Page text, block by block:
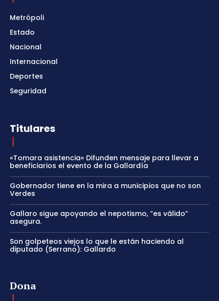
Metrópoli
Estado
Nacional
Internacional
Deportes
Seguridad
Titulares
«Tomara asistencia» Difunden mensaje para llevar a
beneficiarios el evento de la Gallardía
Gobernador tiene en la mira a municipios que no son
Verdes
Gallaro sigue apoyando el nepotismo, “es válido”
asegura.
Son golpeteos viejos lo que le están haciendo al
diputado (Serrano): Gallardo
Dona